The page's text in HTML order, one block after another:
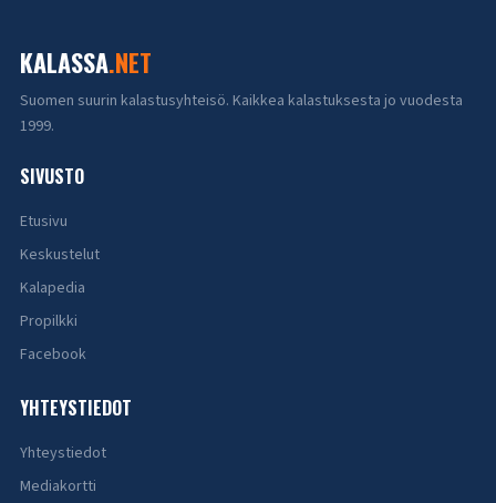
KALASSA.NET
Suomen suurin kalastusyhteisö. Kaikkea kalastuksesta jo vuodesta
1999.
SIVUSTO
Etusivu
Keskustelut
Kalapedia
Propilkki
Facebook
YHTEYSTIEDOT
Yhteystiedot
Mediakortti